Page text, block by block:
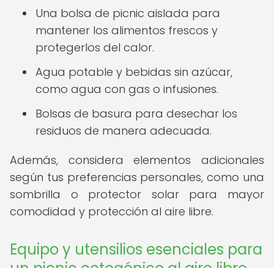
Una bolsa de picnic aislada para
mantener los alimentos frescos y
protegerlos del calor.
Agua potable y bebidas sin azúcar,
como agua con gas o infusiones.
Bolsas de basura para desechar los
residuos de manera adecuada.
Además, considera elementos adicionales
según tus preferencias personales, como una
sombrilla o protector solar para mayor
comodidad y protección al aire libre.
Equipo y utensilios esenciales para